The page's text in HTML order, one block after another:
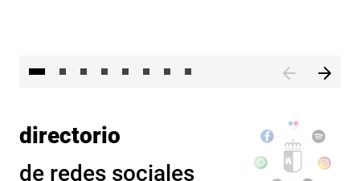
directorio
de redes sociales